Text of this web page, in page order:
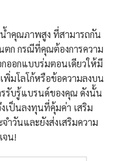
ำคุณภาพสูง ที่สามารถกัน
ตก กรณีที่คุณต้องการความ
ออกแบบร่มตอนเดียวให้มี
พิ่มโลโก้หรือข้อความลงบน
รรับรู้แบรนด์ของคุณ ดังนั้น
เป็นลงทุนที่คุ้มค่า เสริม
ำวันและยังส่งเสริมความ
จน!